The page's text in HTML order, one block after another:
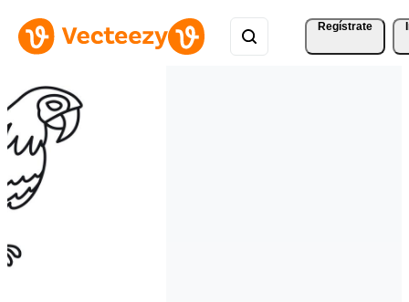
Regístrate